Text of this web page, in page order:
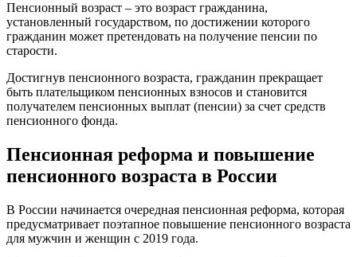
Пенсионный возраст – это возраст гражданина,
установленный государством, по достижении которого
гражданин может претендовать на получение пенсии по
старости.
Достигнув пенсионного возраста, гражданин прекращает
быть плательщиком пенсионных взносов и становится
получателем пенсионных выплат (пенсии) за счет средств
пенсионного фонда.
Пенсионная реформа и повышение
пенсионного возраста в России
В России начинается очередная пенсионная реформа, которая
предусматривает поэтапное повышение пенсионного возраста
для мужчин и женщин с 2019 года.